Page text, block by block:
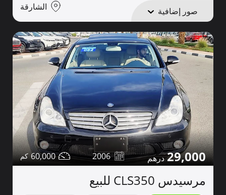
صور إضافية الشارقة
29,000
2006
60,000
مرسيدس CLS350 للبيع